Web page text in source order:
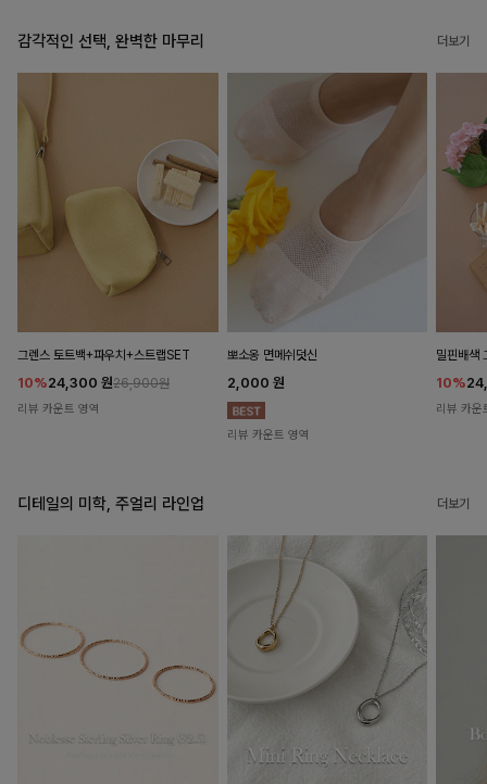
감각적인 선택, 완벽한 마무리 더보기
그렌스 토트백+파우치+스트랩SET
10%24,300 원26,900원
리뷰 카운트 영역
뽀소옹 면메쉬덧신
2,000 원
리뷰 카운트 영역
밀핀배색
10%
리뷰 카운
디테일의 미학, 주얼리 라인업 더보기